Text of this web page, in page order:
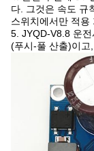
다. 그것은 속도 규
스위치에서만 적용
5. JYQD-V8.8 운
(푸시-풀 산출)이고